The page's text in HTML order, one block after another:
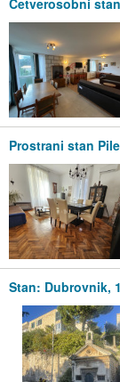
Četverosobni
Prostrani stan Pile
Stan: Dubrovnik,